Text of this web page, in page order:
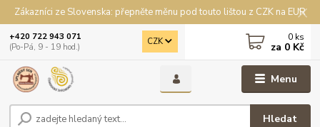
Zákazníci ze Slovenska: přepněte měnu pod touto lištou z CZK na EUR
Menu
CZK
Hledat
+420 722 943 071
(Po-Pá, 9 - 19 hod.)
0 ks
za 0 Kč